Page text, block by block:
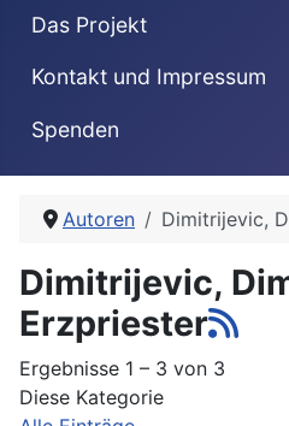
Das Projekt
Kontakt und Impressum
Spenden
Autoren Dimitrijevic,
Dimitrijevic,
Erzpriester
Ergebnisse 1 – 3 von 3
Diese Kategorie